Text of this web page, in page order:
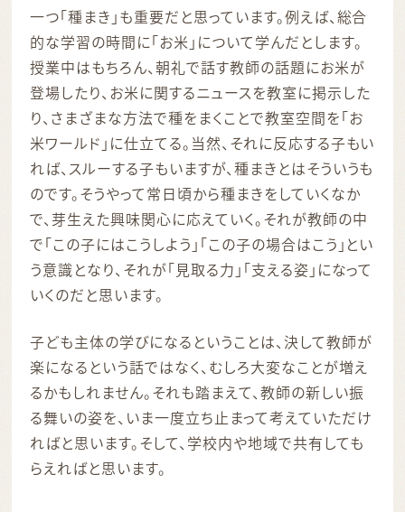
一つ「種まき」も重要だと思っています。例えば、総合
的な学習の時間に「お米」について学んだとします。
授業中はもちろん、朝礼で話す教師の話題にお米が
登場したり、お米に関するニュースを教室に掲示した
り、さまざまな方法で種をまくことで教室空間を「お
米ワールド」に仕立てる。当然、それに反応する子もい
れば、スルーする子もいますが、種まきとはそういうも
のです。そうやって常日頃から種まきをしていくなか
で、芽生えた興味関心に応えていく。それが教師の中
で「この子にはこうしよう」「この子の場合はこう」とい
う意識となり、それが「見取る力」「支える姿」になって
いくのだと思います。
子ども主体の学びになるということは、決して教師が
楽になるという話ではなく、むしろ大変なことが増え
るかもしれません。それも踏まえて、教師の新しい振
る舞いの姿を、いま一度立ち止まって考えていただけ
ればと思います。そして、学校内や地域で共有しても
らえればと思います。